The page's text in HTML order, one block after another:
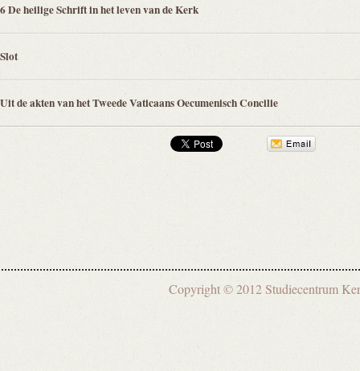
6 De heilige Schrift in het leven van de Kerk
Slot
Uit de akten van het Tweede Vaticaans Oecumenisch Concilie
Copyright © 2012 Studiecentrum